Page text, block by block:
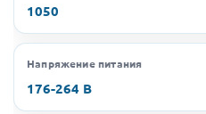
1050
Напряжение питания
176-264 В